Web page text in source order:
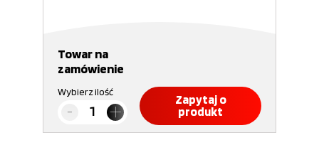
Towar na
zamówienie
Wybierz ilość
Zapytaj o
produkt